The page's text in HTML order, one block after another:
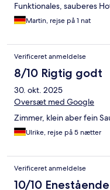
Funktionales, sauberes
Martin, rejse på 1 nat
Verificeret anmeldelse
8/10 Rigtig godt
30. okt. 2025
Oversæt med Google
Zimmer, klein aber fein
Ulrike, rejse på 5 nætter
Verificeret anmeldelse
10/10 Enestående